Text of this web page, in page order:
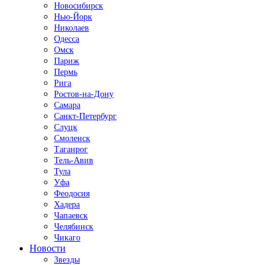
Новосибирск
Нью-Йорк
Николаев
Одесса
Омск
Париж
Пермь
Рига
Ростов-на-Дону
Самара
Санкт-Петербург
Слуцк
Смоленск
Таганрог
Тель-Авив
Тула
Уфа
Феодосия
Хадера
Чапаевск
Челябинск
Чикаго
Новости
Звезды